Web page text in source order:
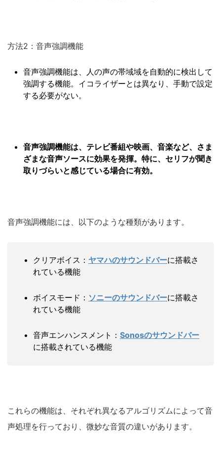
方法2：音声強調機能
音声強調機能は、人の声の帯域域を自動的に検出して
強調する機能。イコライザーとは異なり、手動で設定
する必要がない。
音声強調機能は、テレビ番組や映画、音楽など、さま
ざまな音声ソースに効果を発揮。特に、セリフが聞き
取りづらいと感じている場合に有効。
音声強調機能には、以下のような種類があります。
クリアボイス： ヤマハのサウンドバーに搭載さ
れている機能
ボイスモード： ソニーのサウンドバーに搭載さ
れている機能
音声エンハンスメント： Sonosのサウンドバー
に搭載されている機能
これらの機能は、それぞれ異なるアルゴリズムによって音
声処理を行っており、微妙な音質の違いがあります。